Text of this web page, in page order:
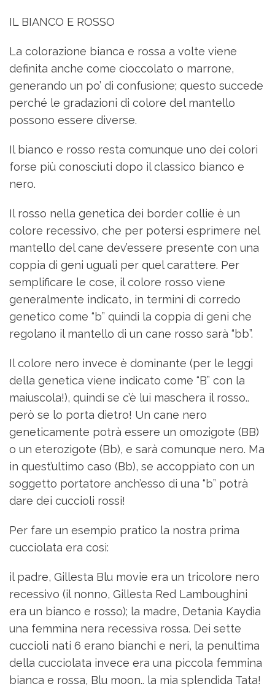
IL BIANCO E ROSSO
La colorazione bianca e rossa a volte viene
definita anche come cioccolato o marrone,
generando un po’ di confusione; questo succede
perché le gradazioni di colore del mantello
possono essere diverse.
Il bianco e rosso resta comunque uno dei colori
forse più conosciuti dopo il classico bianco e
nero.
Il rosso nella genetica dei border collie è un
colore recessivo, che per potersi esprimere nel
mantello del cane dev’essere presente con una
coppia di geni uguali per quel carattere. Per
semplificare le cose, il colore rosso viene
generalmente indicato, in termini di corredo
genetico come “b” quindi la coppia di geni che
regolano il mantello di un cane rosso sarà “bb”.
Il colore nero invece è dominante (per le leggi
della genetica viene indicato come “B” con la
maiuscola!), quindi se c’è lui maschera il rosso..
però se lo porta dietro! Un cane nero
geneticamente potrà essere un omozigote (BB)
o un eterozigote (Bb), e sarà comunque nero. Ma
in quest’ultimo caso (Bb), se accoppiato con un
soggetto portatore anch’esso di una “b” potrà
dare dei cuccioli rossi!
Per fare un esempio pratico la nostra prima
cucciolata era così:
il padre, Gillesta Blu movie era un tricolore nero
recessivo (il nonno, Gillesta Red Lamboughini
era un bianco e rosso); la madre, Detania Kaydia
una femmina nera recessiva rossa. Dei sette
cuccioli nati 6 erano bianchi e neri, la penultima
della cucciolata invece era una piccola femmina
bianca e rossa, Blu moon.. la mia splendida Tata!